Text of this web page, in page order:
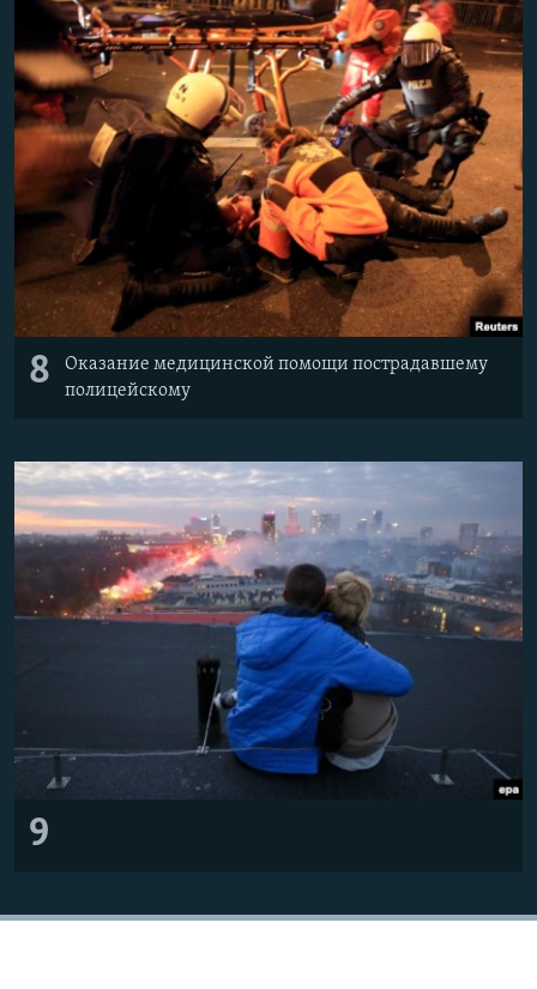
8
Оказание медицинской помощи пострадавшему
полицейскому
9